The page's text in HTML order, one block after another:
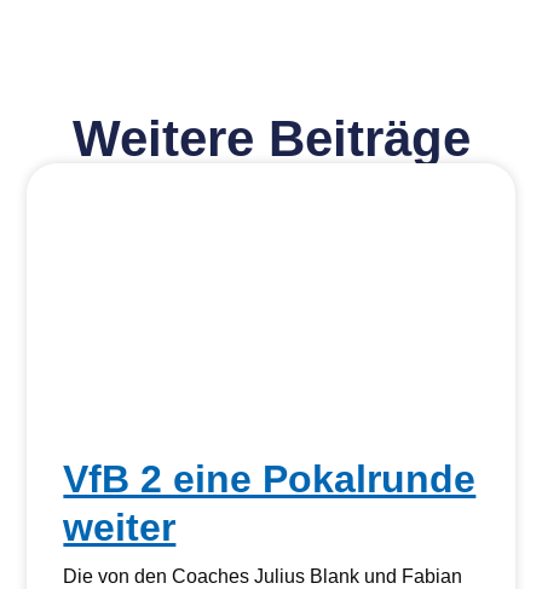
Weitere Beiträge
VfB 2 eine Pokalrunde
weiter
Die von den Coaches Julius Blank und Fabian